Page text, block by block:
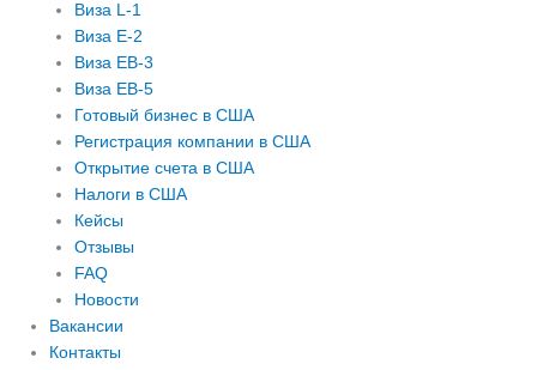
Виза L-1
Виза E-2
Виза EB-3
Виза EB-5
Готовый бизнес в США
Регистрация компании в США
Открытие счета в США
Налоги в США
Кейсы
Отзывы
FAQ
Новости
Вакансии
Контакты